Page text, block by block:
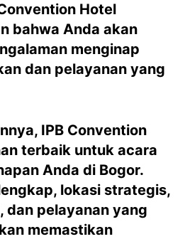
Hotel
bahwa Anda akan
menginap
dan pelayanan yang
IPB Convention
terbaik untuk acara
Anda di Bogor.
lokasi strategis,
dan pelayanan yang
memastikan